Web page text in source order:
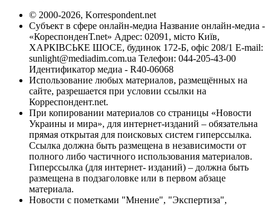
© 2000-2026, Korrespondent.net
Субъект в сфере онлайн-медиа Название онлайн-медиа -
«КореспонденТ.net» Адрес: 02091, місто Київ,
ХАРКІВСЬКЕ ШОСЕ, будинок 172-Б, офіс 208/1 E-mail:
sunlight@mediadim.com.ua Телефон: 044-205-43-00
Идентификатор медиа - R40-06068
Использование любых материалов, размещённых на
сайте, разрешается при условии ссылки на
Корреспондент.net.
При копировании материалов со страницы «Новости
Украины и мира», для интернет-изданий – обязательна
прямая открытая для поисковых систем гиперссылка.
Ссылка должна быть размещена в независимости от
полного либо частичного использования материалов.
Гиперссылка (для интернет- изданий) – должна быть
размещена в подзаголовке или в первом абзаце
материала.
Новости с пометками "Мнение", "Экспертиза",